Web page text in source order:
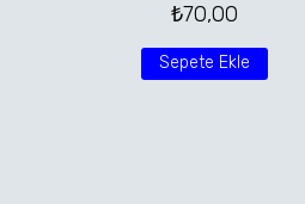
₺70,00
Sepete Ekle